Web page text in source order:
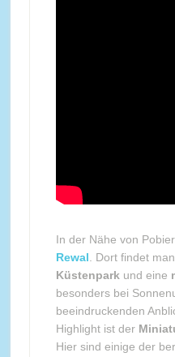
In der Nähe von
Rewal . Dort findet
Küstenpark und eine
besonders bei
beeindruckenden
Highlight ist der
Hier sind einige der